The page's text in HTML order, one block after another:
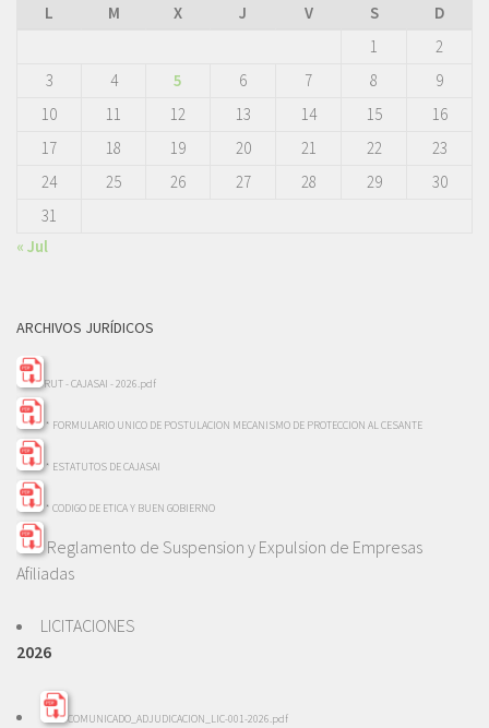
L
M X J V S
D
1
2
3
4 5 6 7 8
9
10
11 12 13 14 15
16
17
18 19 20 21 22
23
24
25 26 27 28 29
30
31
« Jul
ARCHIVOS JURÍDICOS
RUT - CAJASAI - 2026.pdf
* FORMULARIO UNICO DE POSTULACION MECANISMO DE PROTECCION AL CESANTE
* ESTATUTOS DE CAJASAI
* CODIGO DE ETICA Y BUEN GOBIERNO
Reglamento de Suspension y Expulsion de Empresas
Afiliadas
LICITACIONES
2026
COMUNICADO_ADJUDICACION_LIC-001-2026.pdf